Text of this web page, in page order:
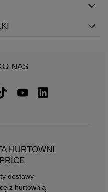
NAS
HURTOWNI
dostawy
z hurtownią